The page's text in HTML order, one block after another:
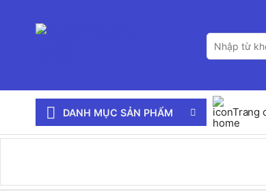
Tìm
kiếm:
DANH MỤC SẢN PHẨM Trang